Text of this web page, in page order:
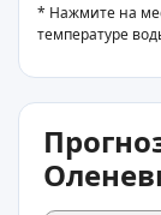
* Нажмите на
температуре